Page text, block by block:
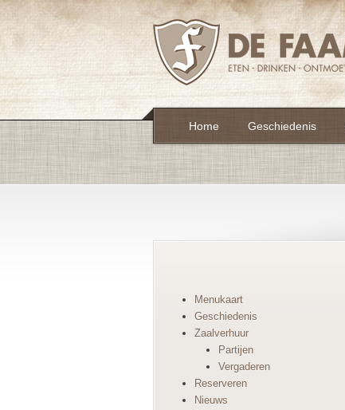
Home Geschiedenis
Menukaart
Geschiedenis
Zaalverhuur
Partijen
Vergaderen
Reserveren
Nieuws